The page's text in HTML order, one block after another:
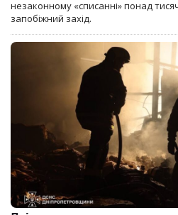
незаконному «списанні» понад
запобіжний захід.